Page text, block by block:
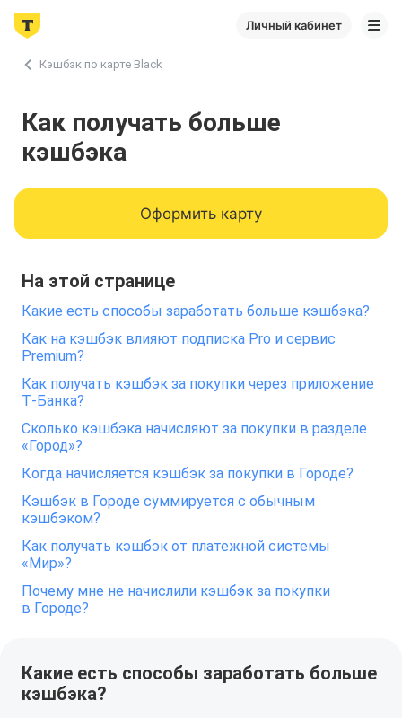
Личный кабинет
Кэшбэк по карте Black
Как получать больше
кэшбэка
Оформить карту
На этой странице
Какие есть способы заработать больше кэшбэка?
Как на кэшбэк влияют подписка Pro и сервис
Premium?
Как получать кэшбэк за покупки через приложение
Т‑Банка?
Сколько кэшбэка начисляют за покупки в разделе
«Город»?
Когда начисляется кэшбэк за покупки в Городе?
Кэшбэк в Городе суммируется с обычным
кэшбэком?
Как получать кэшбэк от платежной системы
«Мир»?
Почему мне не начислили кэшбэк за покупки
в Городе?
Какие есть способы заработать больше
кэшбэка?